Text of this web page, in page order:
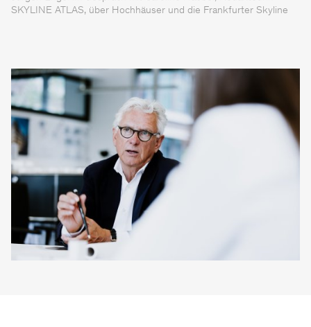
SKYLINE ATLAS, über Hochhäuser und die Frankfurter Skyline